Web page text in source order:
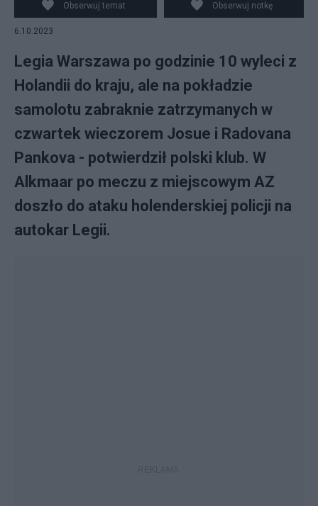
Obserwuj temat Obserwuj notkę
6.10.2023
Legia Warszawa po godzinie 10 wyleci z
Holandii do kraju, ale na pokładzie
samolotu zabraknie zatrzymanych w
czwartek wieczorem Josue i Radovana
Pankova - potwierdził polski klub. W
Alkmaar po meczu z miejscowym AZ
doszło do ataku holenderskiej policji na
autokar Legii.